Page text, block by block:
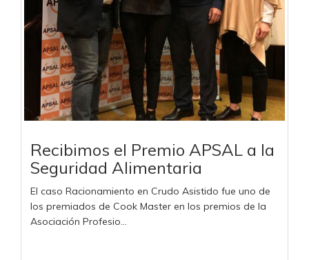
Recibimos el Premio APSAL a la
Seguridad Alimentaria
El caso Racionamiento en Crudo Asistido fue uno de
los premiados de Cook Master en los premios de la
Asociación Profesio...